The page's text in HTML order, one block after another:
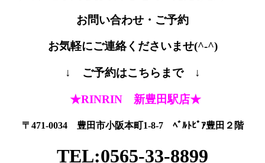
お問い合わせ・ご予約
お気軽にご連絡くださいませ(^-^)
↓ ご予約はこちらまで ↓
★RINRIN 新豊田駅店★
〒471-0034 豊田市小阪本町1-8-7 ﾍﾞﾙﾄﾋﾟｱ豊田２階
TEL:0565-33-8899